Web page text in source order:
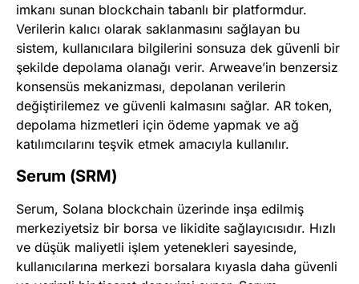
imkanı sunan blockchain tabanlı bir platformdur.
Verilerin kalıcı olarak saklanmasını sağlayan bu
sistem, kullanıcılara bilgilerini sonsuza dek güvenli bir
şekilde depolama olanağı verir. Arweave’in benzersiz
konsensüs mekanizması, depolanan verilerin
değiştirilemez ve güvenli kalmasını sağlar. AR token,
depolama hizmetleri için ödeme yapmak ve ağ
katılımcılarını teşvik etmek amacıyla kullanılır.
Serum (SRM)
Serum, Solana blockchain üzerinde inşa edilmiş
merkeziyetsiz bir borsa ve likidite sağlayıcısıdır. Hızlı
ve düşük maliyetli işlem yetenekleri sayesinde,
kullanıcılarına merkezi borsalara kıyasla daha güvenli